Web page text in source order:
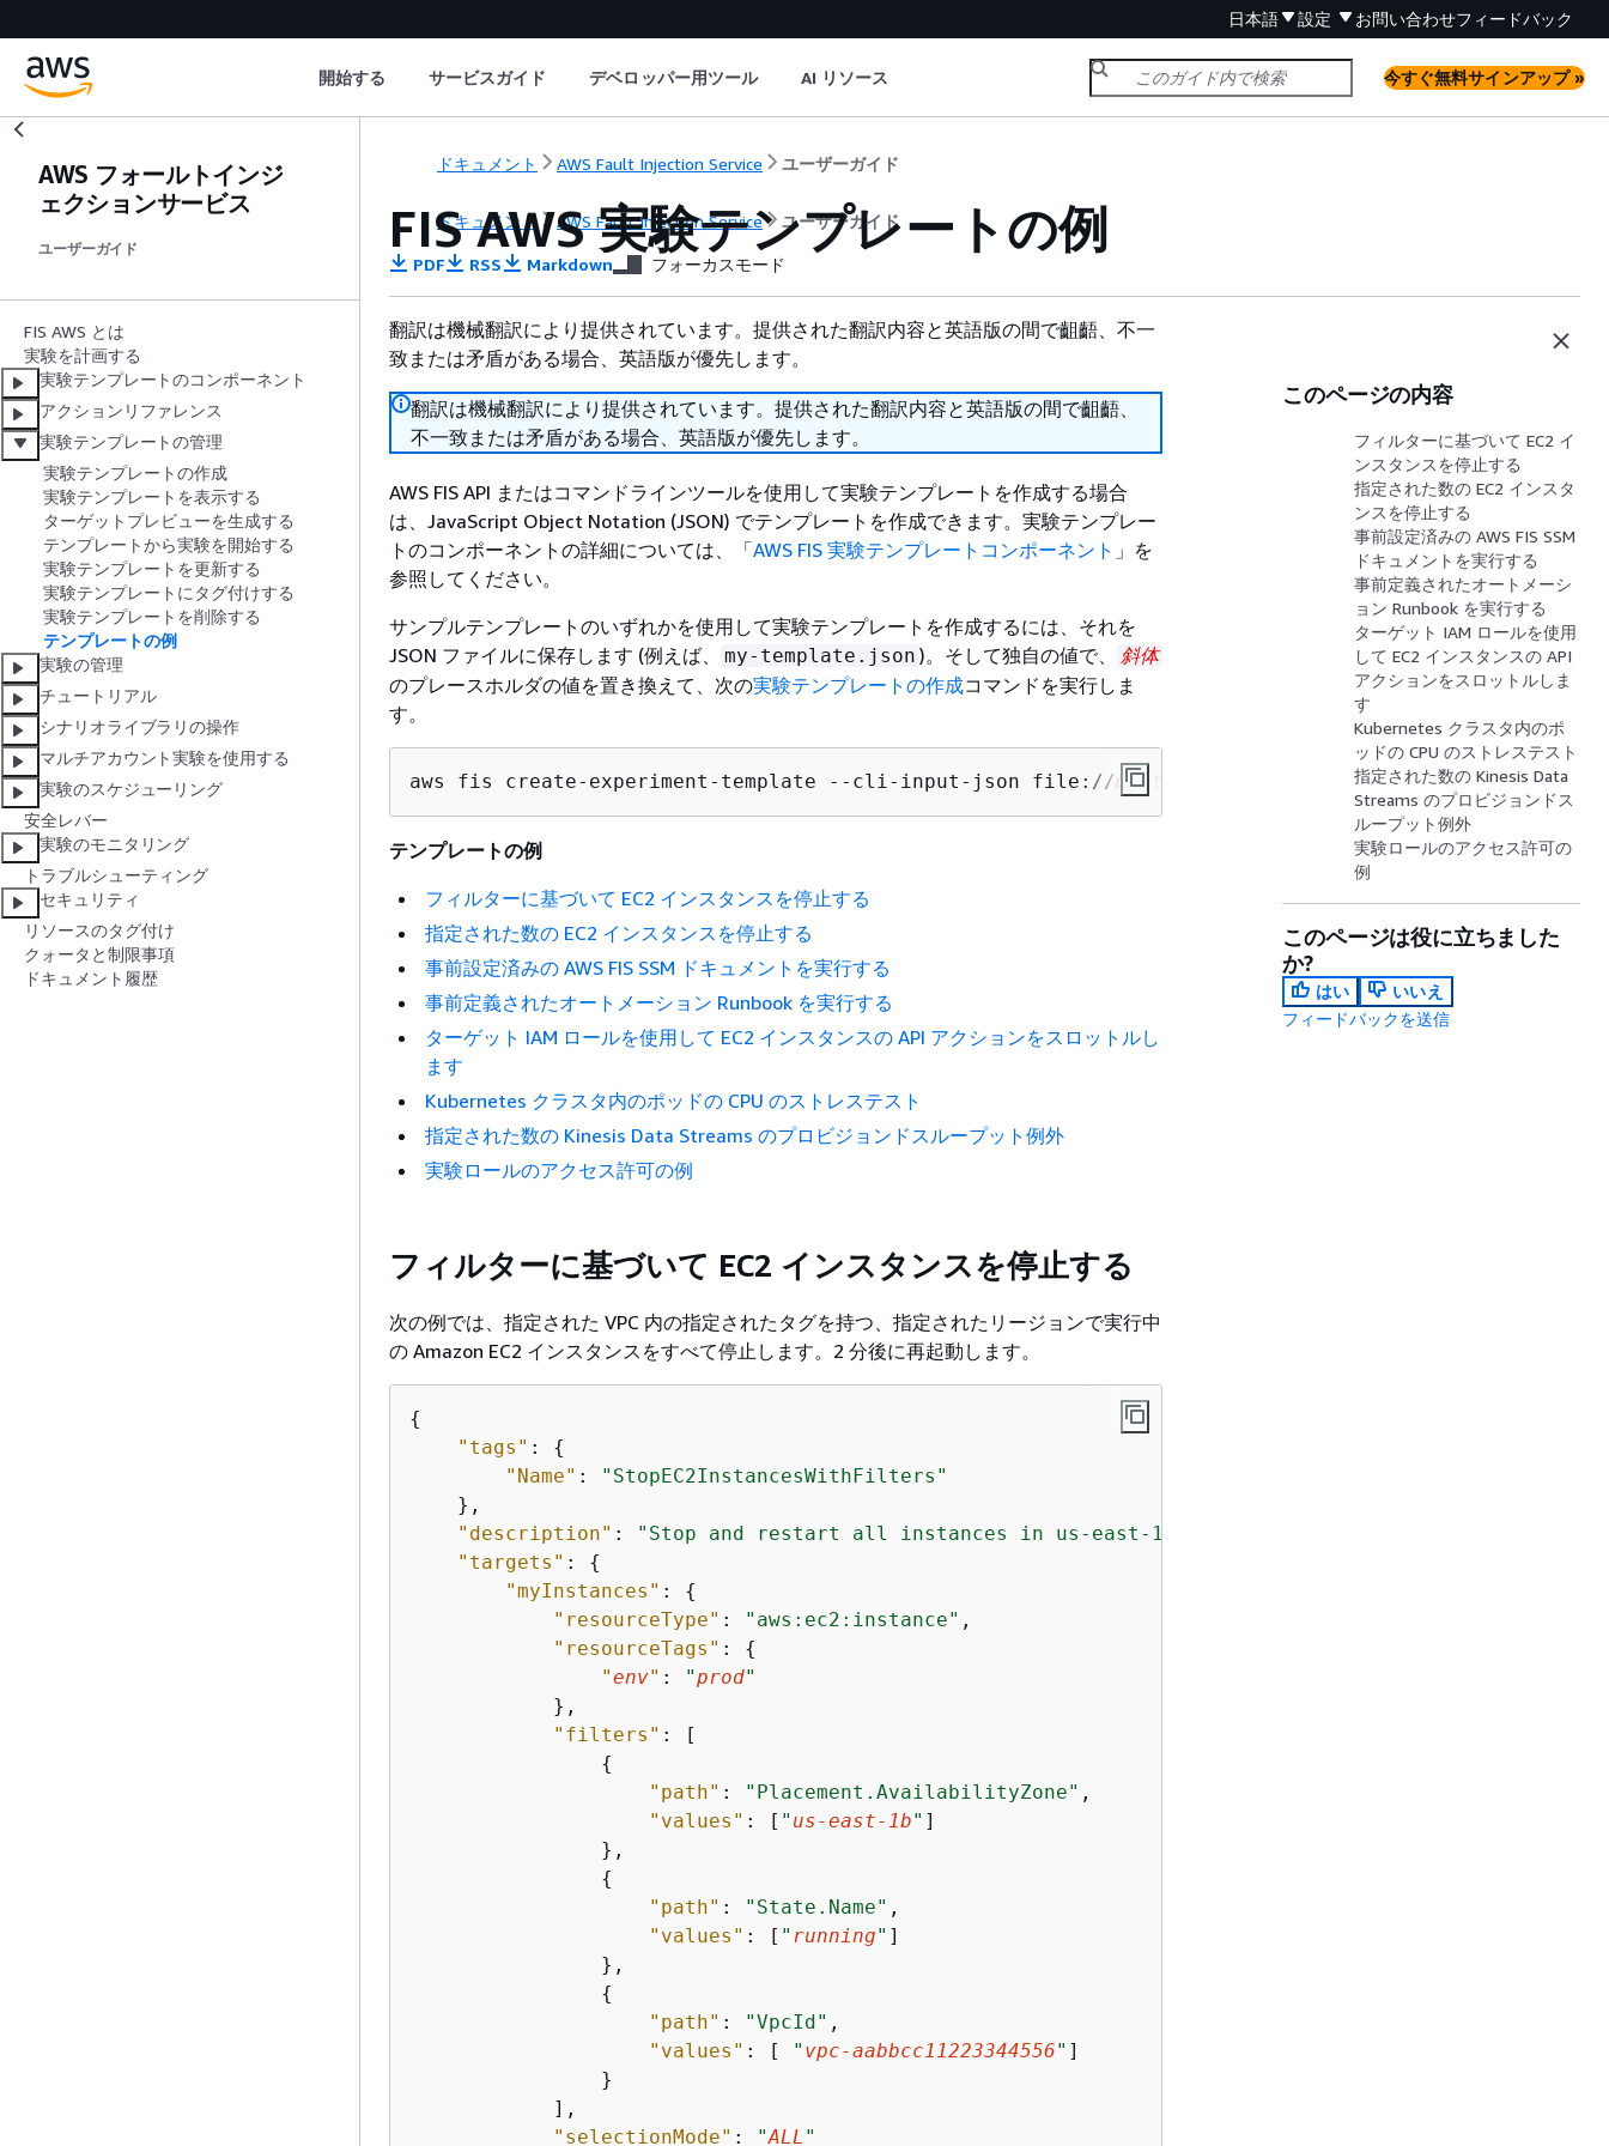
日本語 設定 お問い合わせフィードバック
開始する サービスガイド デベロッパー用ツール AI リソース 今すぐ無料サインアップ »
AWS フォールトインジ
ェクションサービス
ユーザーガイド
FIS AWS とは
実験を計画する
実験テンプレートのコンポーネント
アクションリファレンス
実験テンプレートの管理
実験テンプレートの作成
実験テンプレートを表示する
ターゲットプレビューを生成する
テンプレートから実験を開始する
実験テンプレートを更新する
実験テンプレートにタグ付けする
実験テンプレートを削除する
テンプレートの例
実験の管理
チュートリアル
シナリオライブラリの操作
マルチアカウント実験を使用する
実験のスケジューリング
安全レバー
実験のモニタリング
トラブルシューティング
セキュリティ
リソースのタグ付け
クォータと制限事項
ドキュメント履歴
ドキュメント AWS Fault Injection Service ユーザーガイド
ドキュメント AWS Fault Injection Service ユーザーガイド
FIS AWS 実験テンプレートの例
PDF RSS Markdown フォーカスモード
翻訳は機械翻訳により提供されています。提供された翻訳内容と英語版の間で齟齬、不一
致または矛盾がある場合、英語版が優先します。
翻訳は機械翻訳により提供されています。提供された翻訳内容と英語版の間で齟齬、
不一致または矛盾がある場合、英語版が優先します。
AWS FIS API またはコマンドラインツールを使用して実験テンプレートを作成する場合
は、JavaScript Object Notation (JSON) でテンプレートを作成できます。実験テンプレー
トのコンポーネントの詳細については、「AWS FIS 実験テンプレートコンポーネント 」を
参照してください。
サンプルテンプレートのいずれかを使用して実験テンプレートを作成するには、それを
JSON ファイルに保存します (例えば、
my-template.json )。そして独自の値で、 斜体
のプレースホルダの値を置き換えて、次の実験テンプレートの作成コマンドを実行しま
す。
aws fis create-experiment-template --cli-input-json file://my-template
テンプレートの例
フィルターに基づいて EC2 インスタンスを停止する
指定された数の EC2 インスタンスを停止する
事前設定済みの AWS FIS SSM ドキュメントを実行する
事前定義されたオートメーション Runbook を実行する
ターゲット IAM ロールを使用して EC2 インスタンスの API アクションをスロットルし
ます
Kubernetes クラスタ内のポッドの CPU のストレステスト
指定された数の Kinesis Data Streams のプロビジョンドスループット例外
実験ロールのアクセス許可の例
フィルターに基づいて EC2 インスタンスを停止する
次の例では、指定された VPC 内の指定されたタグを持つ、指定されたリージョンで実行中
の Amazon EC2 インスタンスをすべて停止します。2 分後に再起動します。
{
"tags" : {
"Name" :
"StopEC2InstancesWithFilters"
    },
"description" :
"Stop and restart all instances in us-east-1b with the tag env=prod in the
"targets" : {
"myInstances" : {
"resourceType" : "aws:ec2:instance" ,
"resourceTags" : {
"env" : "prod"
            },
"filters" : [
{
"path" : "Placement.AvailabilityZone" ,
"values" : [ " us-east-1b" ]
                },
{
"path" : "State.Name" ,
"values" : [ " running" ]
                },
{
"path" : "VpcId" ,
"values" : [ " vpc-aabbcc11223344556" ]
                }
            ],
"selectionMode" : "ALL "
このページの内容
フィルターに基づいて EC2 イ
ンスタンスを停止する
指定された数の EC2 インスタ
ンスを停止する
事前設定済みの AWS FIS SSM
ドキュメントを実行する
事前定義されたオートメーシ
ョン Runbook を実行する
ターゲット IAM ロールを使用
して EC2 インスタンスの API
アクションをスロットルしま
す
Kubernetes クラスタ内のポ
ッドの CPU のストレステスト
指定された数の Kinesis Data
Streams のプロビジョンドス
ループット例外
実験ロールのアクセス許可の
例
このページは役に立ちました
か?
はい
いいえ
フィードバックを送信